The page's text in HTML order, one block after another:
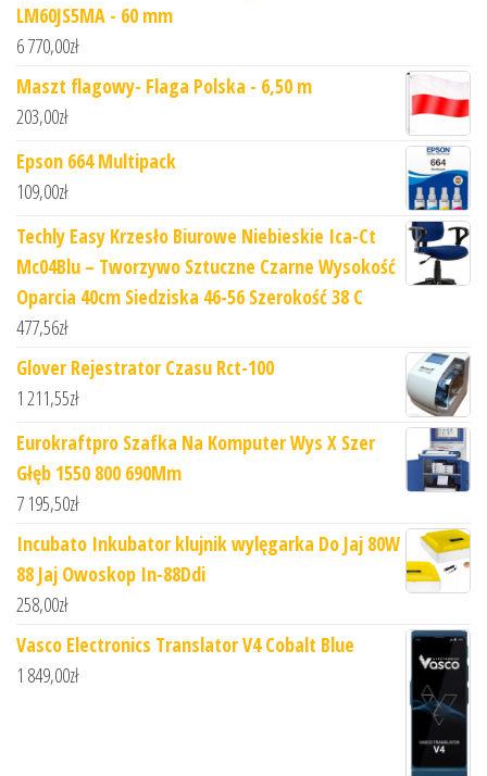
LM60JS5MA - 60 mm
6 770,00zł
Maszt flagowy- Flaga Polska - 6,50 m
203,00zł
Epson 664 Multipack
109,00zł
Techly Easy Krzesło Biurowe Niebieskie Ica-Ct
Mc04Blu – Tworzywo Sztuczne Czarne Wysokość
Oparcia 40cm Siedziska 46-56 Szerokość 38 C
477,56zł
Glover Rejestrator Czasu Rct-100
1 211,55zł
Eurokraftpro Szafka Na Komputer Wys X Szer
Głęb 1550 800 690Mm
7 195,50zł
Incubato Inkubator klujnik wylęgarka Do Jaj 80W
88 Jaj Owoskop In-88Ddi
258,00zł
Vasco Electronics Translator V4 Cobalt Blue
1 849,00zł